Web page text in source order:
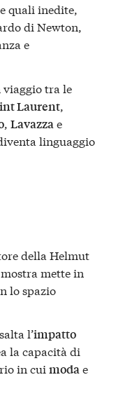
quali inedite,
di Newton,
e
tra le
Laurent,
, Lavazzae
linguaggio
della Helmut
mette in
lo spazio
l’impatto
la capacità di
in cui modae